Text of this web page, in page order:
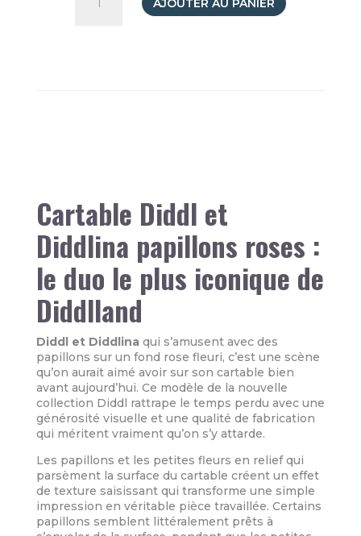
Cartable Diddl et
Diddlina papillons roses :
le duo le plus iconique de
Diddlland
Diddl et Diddlinaqui s’amusent avec des
papillons sur un fond rose fleuri, c’est une scène
qu’on aurait aimé avoir sur son cartable bien
avant aujourd’hui. Ce modèle de la nouvelle
collection Diddl rattrape le temps perdu avec une
générosité visuelle et une qualité de fabrication
qui méritent vraiment qu’on s’y attarde.
Les papillons et les petites fleurs en relief qui
parsèment la surface du cartable créent un effet
de texture saisissant qui transforme une simple
impression en véritable pièce travaillée. Certains
papillons semblent littéralement prêts à